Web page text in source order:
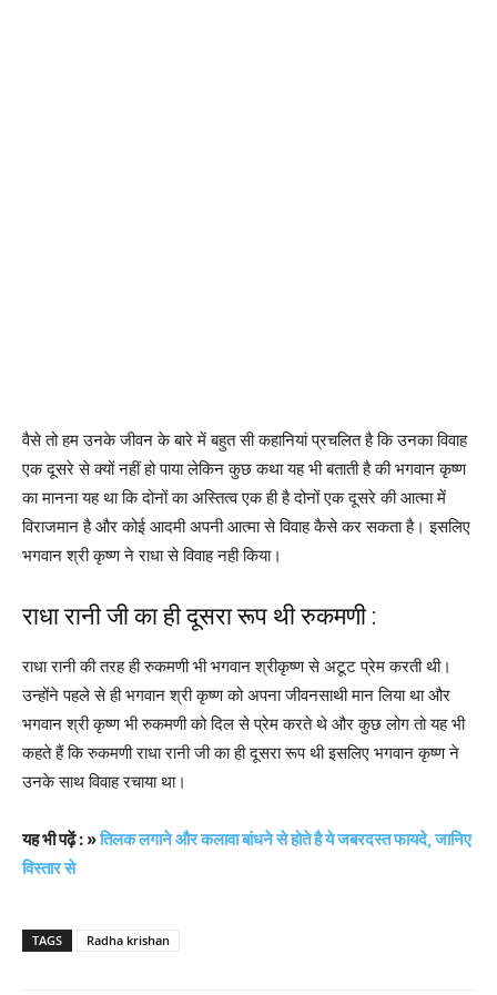
वैसे तो हम उनके जीवन के बारे में बहुत सी कहानियां प्रचलित है कि उनका विवाह
एक दूसरे से क्यों नहीं हो पाया लेकिन कुछ कथा यह भी बताती है की भगवान कृष्ण
का मानना यह था कि दोनों का अस्तित्व एक ही है दोनों एक दूसरे की आत्मा में
विराजमान है और कोई आदमी अपनी आत्मा से विवाह कैसे कर सकता है। इसलिए
भगवान श्री कृष्ण ने राधा से विवाह नही किया।
राधा रानी जी का ही दूसरा रूप थी रुकमणी :
राधा रानी की तरह ही रुकमणी भी भगवान श्रीकृष्ण से अटूट प्रेम करती थी।
उन्होंने पहले से ही भगवान श्री कृष्ण को अपना जीवनसाथी मान लिया था और
भगवान श्री कृष्ण भी रुकमणी को दिल से प्रेम करते थे और कुछ लोग तो यह भी
कहते हैं कि रुकमणी राधा रानी जी का ही दूसरा रूप थी इसलिए भगवान कृष्ण ने
उनके साथ विवाह रचाया था।
यह भी पढ़ें : »तिलक लगाने और कलावा बांधने से होते है ये जबरदस्त फायदे, जानिए
विस्तार से
TAGS Radha krishan